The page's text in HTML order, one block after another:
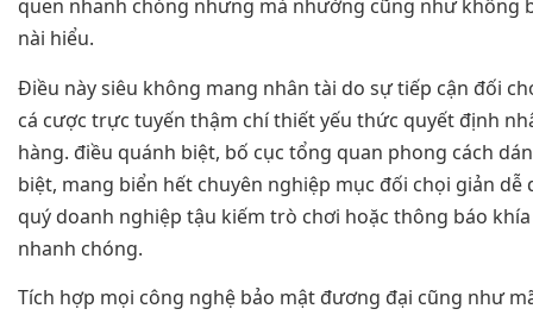
quen nhanh chóng nhưng mà nhường cũng như không
nài hiểu.
Điều này siêu không mang nhân tài do sự tiếp cận đối
cá cược trực tuyến thậm chí thiết yếu thức quyết định
hàng. điều quánh biệt, bố cục tổng quan phong cách
biệt, mang biển hết chuyên nghiệp mục đối chọi giản
quý doanh nghiệp tậu kiếm trò chơi hoặc thông báo
nhanh chóng.
Tích hợp mọi công nghệ bảo mật đương đại cũng như